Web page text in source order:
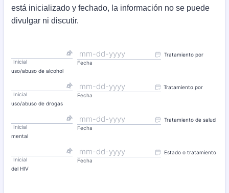
está inicializado y fechado, la información no se puede
divulgar ni discutir.
Inicial Fecha
Tratamiento por
uso/abuso de alcohol
Inicial Fecha
Tratamiento por
uso/abuso de drogas
Inicial Fecha
Tratamiento de salud
mental
Inicial Fecha
Estado o tratamiento
del HIV